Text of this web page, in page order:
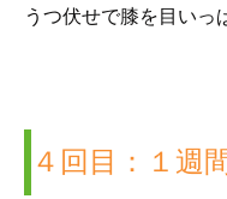
うつ伏せで膝を目いっ
４回目：１週